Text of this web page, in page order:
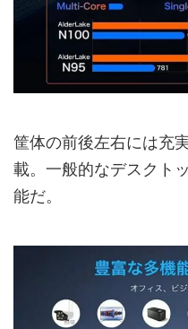
筐体の前後左右には充
載。一般的なデスクト
能だ。